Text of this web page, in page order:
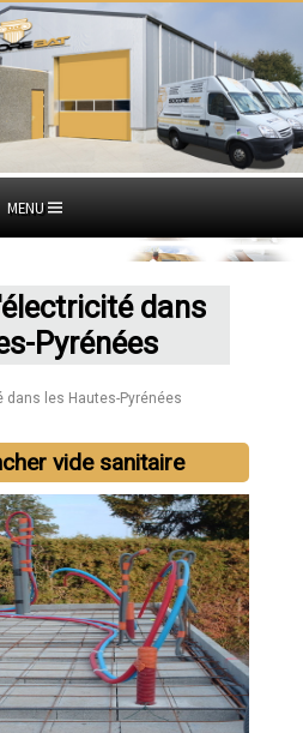
MENU
dans
Pyrénées
les Hautes-Pyrénées
vide sanitaire